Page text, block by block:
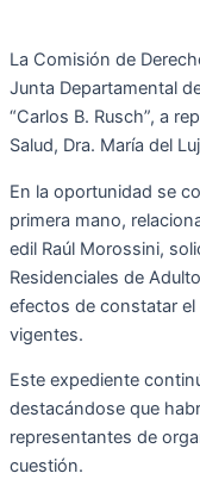
La Comisión de
Junta Departamental
“Carlos B. Rusch”, a
Salud, Dra. María del
En la oportunidad se
primera mano,
edil Raúl Morossini,
Residenciales de
efectos de constatar
vigentes.
Este expediente
destacándose que
representantes de
cuestión.